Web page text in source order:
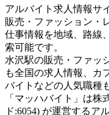
アルバイト求人情報サ
販売・ファッション・
仕事情報を地域、路線
索可能です。
水沢駅の販売・ファッ
も全国の求人情報、カ
バイトなどの人気職種
「マッハバイト」は株
ド:6054) が運営するア